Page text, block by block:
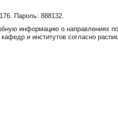
. Пароль: 888132.
информацию о направлениях
и институтов согласно